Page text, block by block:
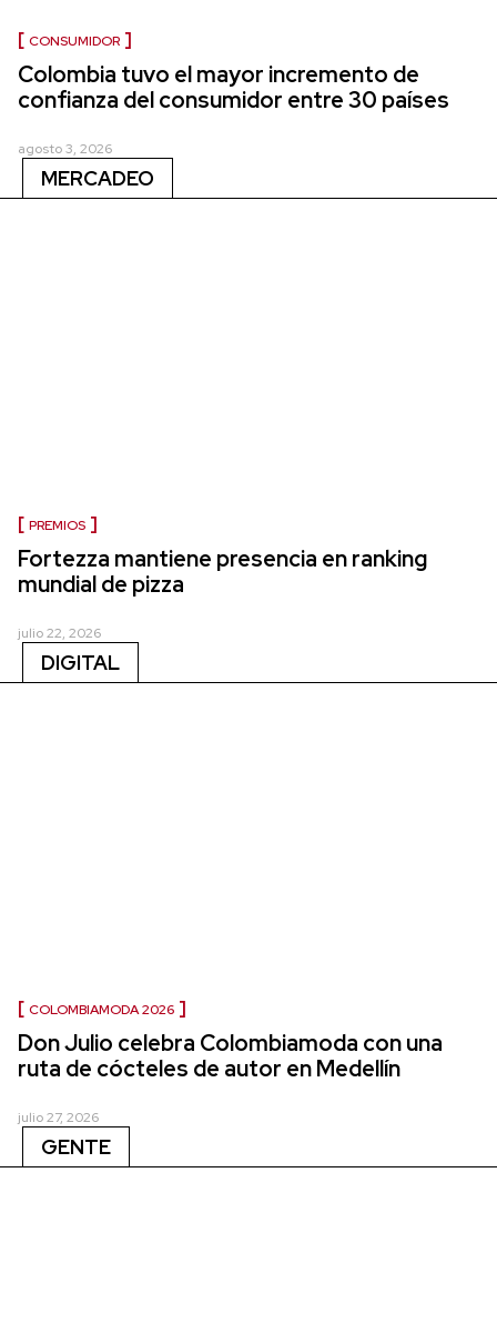
CONSUMIDOR
Colombia tuvo el mayor incremento de
confianza del consumidor entre 30 países
agosto 3, 2026
MERCADEO
PREMIOS
Fortezza mantiene presencia en ranking
mundial de pizza
julio 22, 2026
DIGITAL
COLOMBIAMODA 2026
Don Julio celebra Colombiamoda con una
ruta de cócteles de autor en Medellín
julio 27, 2026
GENTE